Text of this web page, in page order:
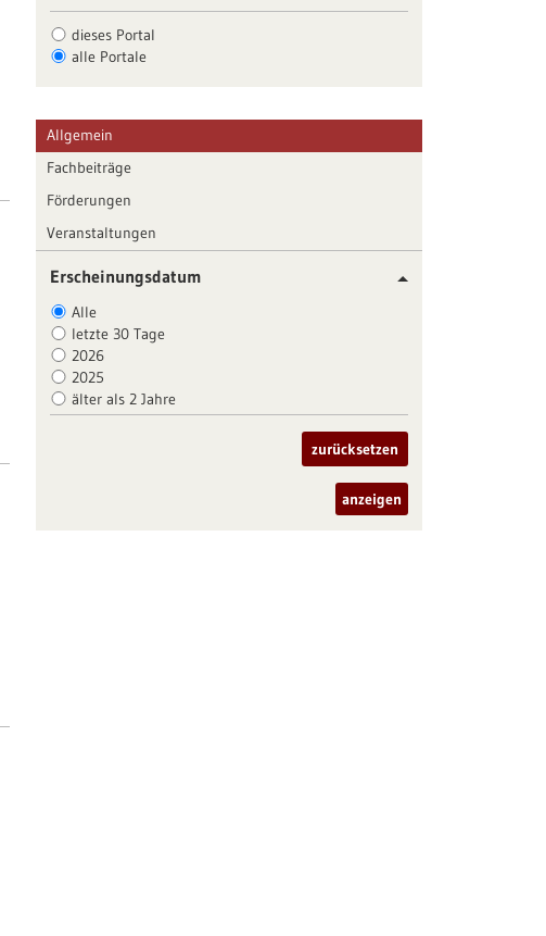
dieses Portal
alle Portale
Allgemein
Fachbeiträge
Förderungen
Veranstaltungen
Erscheinungsdatum
Alle
letzte 30 Tage
2026
2025
älter als 2 Jahre
zurücksetzen
anzeigen